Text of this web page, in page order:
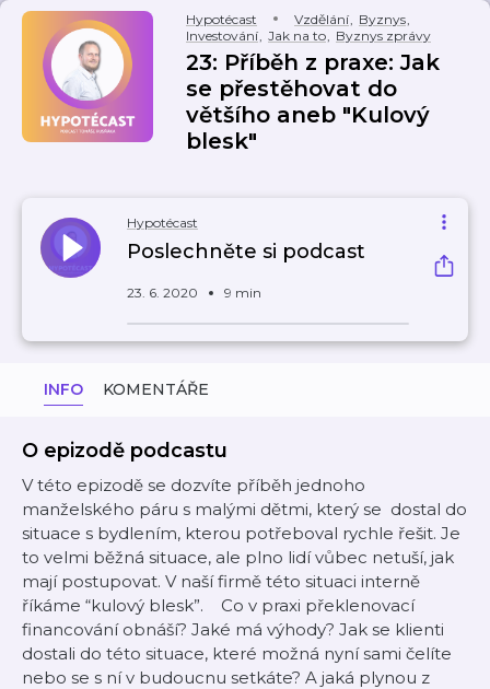
Hypotécast Vzdělání, Byznys,
Investování, Jak na to, Byznys zprávy
23: Příběh z praxe: Jak
se přestěhovat do
většího aneb "Kulový
blesk"
Hypotécast
Poslechněte si podcast
23. 6. 2020 9 min
INFO KOMENTÁŘE
O epizodě podcastu
V této epizodě se dozvíte příběh jednoho
manželského páru s malými dětmi, který se dostal do
situace s bydlením, kterou potřeboval rychle řešit. Je
to velmi běžná situace, ale plno lidí vůbec netuší, jak
mají postupovat. V naší firmě této situaci interně
říkáme “kulový blesk”. Co v praxi překlenovací
financování obnáší? Jaké má výhody? Jak se klienti
dostali do této situace, které možná nyní sami čelíte
nebo se s ní v budoucnu setkáte? A jaká plynou z